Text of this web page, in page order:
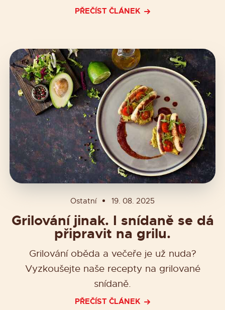
PŘEČÍST ČLÁNEK
Ostatní 19. 08. 2025
Grilování jinak. I snídaně se dá
připravit na grilu.
Grilování oběda a večeře je už nuda?
Vyzkoušejte naše recepty na grilované
snídaně.
PŘEČÍST ČLÁNEK